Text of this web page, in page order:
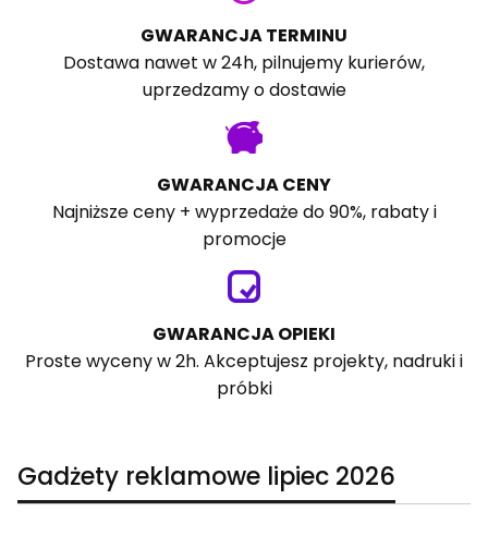
GWARANCJA TERMINU
Dostawa nawet w 24h, pilnujemy kurierów,
uprzedzamy o dostawie
GWARANCJA CENY
Najniższe ceny + wyprzedaże do 90%, rabaty i
promocje
GWARANCJA OPIEKI
Proste wyceny w 2h. Akceptujesz projekty, nadruki i
próbki
Gadżety reklamowe lipiec 2026